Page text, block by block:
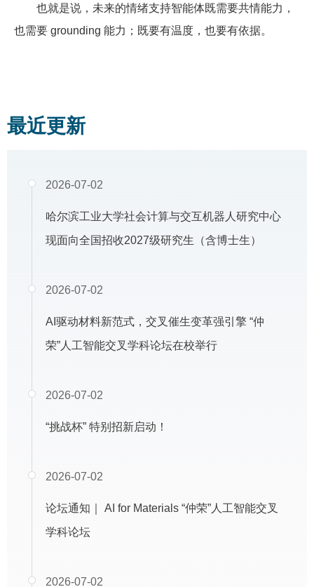
也就是说，未来的情绪支持智能体既需要共情能力，
也需要 grounding 能力；既要有温度，也要有依据。
最近更新
2026-07-02
哈尔滨工业大学社会计算与交互机器人研究中心
现面向全国招收2027级研究生（含博士生）
2026-07-02
AI驱动材料新范式，交叉催生变革强引擎 “仲
荣”人工智能交叉学科论坛在校举行
2026-07-02
“挑战杯” 特别招新启动！
2026-07-02
论坛通知｜ AI for Materials “仲荣”人工智能交叉
学科论坛
2026-07-02